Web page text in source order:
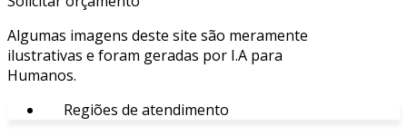
Algumas imagens deste site são meramente
ilustrativas e foram geradas por I.A para
Humanos.
Regiões de atendimento